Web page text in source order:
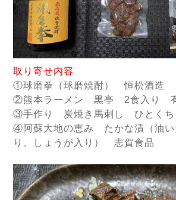
取り寄せ内容
①球磨拳（球磨焼酎） 恒松酒造
②熊本ラーメン 黒亭 2食入り 有
③手作り 炭焼き馬刺し ひとく
④阿蘇大地の恵み たかな漬（油い
り、しょうが入り） 志賀食品